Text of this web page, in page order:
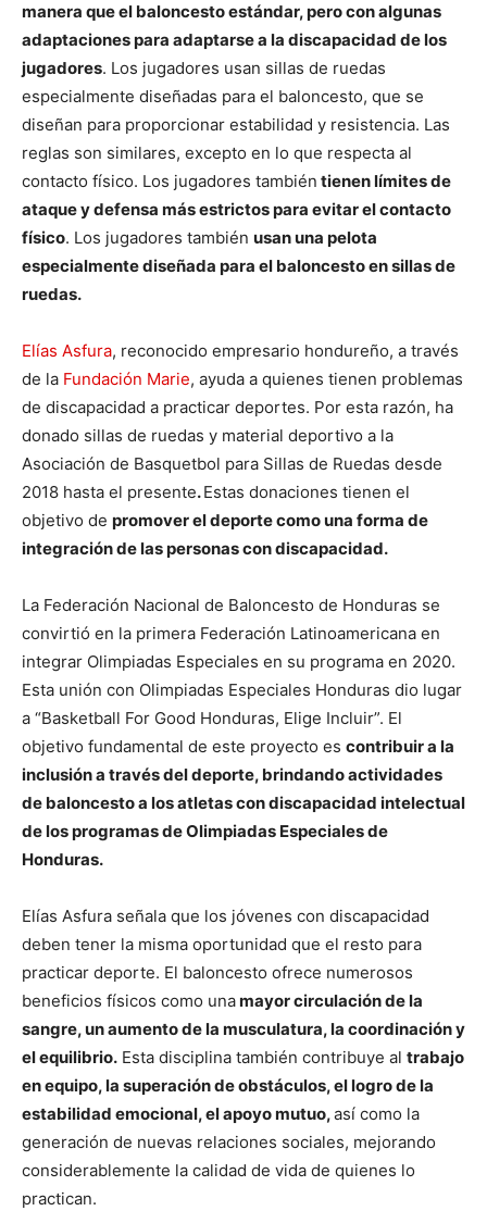
manera que el baloncesto estándar, pero con algunas
adaptaciones para adaptarse a la discapacidad de los
jugadores. Los jugadores usan sillas de ruedas
especialmente diseñadas para el baloncesto, que se
diseñan para proporcionar estabilidad y resistencia. Las
reglas son similares, excepto en lo que respecta al
contacto físico. Los jugadores también tienen límites de
ataque y defensa más estrictos para evitar el contacto
físico. Los jugadores también usan una pelota
especialmente diseñada para el baloncesto en sillas de
ruedas.
Elías Asfura, reconocido empresario hondureño, a través
de la Fundación Marie, ayuda a quienes tienen problemas
de discapacidad a practicar deportes. Por esta razón, ha
donado sillas de ruedas y material deportivo a la
Asociación de Basquetbol para Sillas de Ruedas desde
2018 hasta el presente.Estas donaciones tienen el
objetivo de promover el deporte como una forma de
integración de las personas con discapacidad.
La Federación Nacional de Baloncesto de Honduras se
convirtió en la primera Federación Latinoamericana en
integrar Olimpiadas Especiales en su programa en 2020.
Esta unión con Olimpiadas Especiales Honduras dio lugar
a “Basketball For Good Honduras, Elige Incluir”. El
objetivo fundamental de este proyecto es contribuir a la
inclusión a través del deporte, brindando actividades
de baloncesto a los atletas con discapacidad intelectual
de los programas de Olimpiadas Especiales de
Honduras.
Elías Asfura señala que los jóvenes con discapacidad
deben tener la misma oportunidad que el resto para
practicar deporte. El baloncesto ofrece numerosos
beneficios físicos como unamayor circulación de la
sangre, un aumento de la musculatura, la coordinación y
el equilibrio. Esta disciplina también contribuye al trabajo
en equipo, la superación de obstáculos, el logro de la
estabilidad emocional, el apoyo mutuo,así como la
generación de nuevas relaciones sociales, mejorando
considerablemente la calidad de vida de quienes lo
practican.